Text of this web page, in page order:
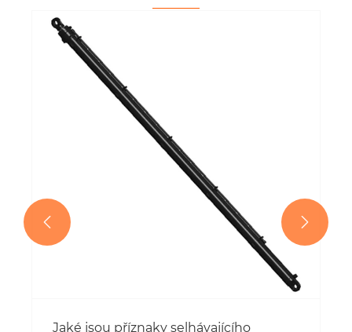
Proč jsou planetové převodovky
preferovány ve vysoce přesných
automatizačních zařízeních?
Ukázat více >>
 